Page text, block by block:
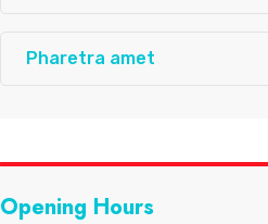
Pharetra amet
Opening Hours